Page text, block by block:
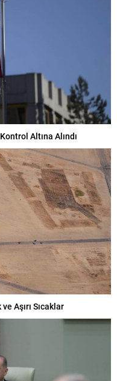
Altına Alındı
Aşırı Sıcaklar